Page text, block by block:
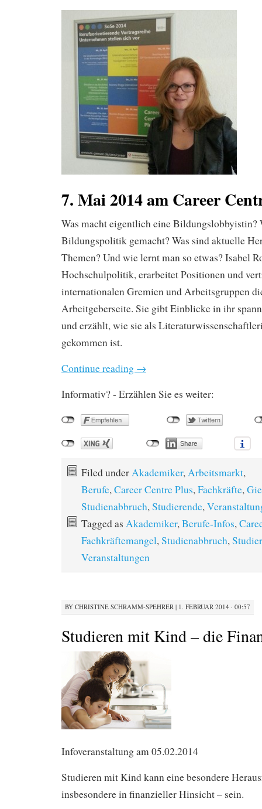
7. Mai 2014 am Career
Was macht eigentlich eine Bildungslobbyistin?
Bildungspolitik gemacht? Was sind aktuelle
Themen? Und wie lernt man so etwas? Isabel
Hochschulpolitik, erarbeitet Positionen und
internationalen Gremien und Arbeitsgruppen
Arbeitgeberseite. Sie gibt Einblicke in ihr
und erzählt, wie sie als
gekommen ist.
Continue reading →
Informativ? - Erzählen Sie es weiter:
Filed under Akademiker, Arbeitsmarkt,
Berufe, Career Centre Plus, Fachkräfte,
Studienabbruch, Studierende,
Tagged as Akademiker, Berufe-Infos,
Fachkräftemangel, Studienabbruch,
Veranstaltungen
BY CHRISTINE SCHRAMM-SPEHRER | 1. FEBRUAR 2014 · 00:57
Studieren mit Kind – die
Infoveranstaltung am 05.02.2014
Studieren mit Kind kann eine besondere
insbesondere in finanzieller Hinsicht – sein.